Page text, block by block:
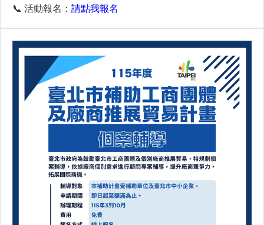
📞 活動報名： 請點我報名